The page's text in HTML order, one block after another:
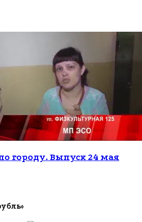
городу. Выпуск 24 мая